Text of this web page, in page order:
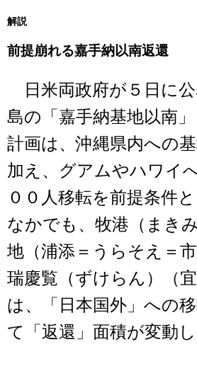
解説
前提崩れる嘉手納以南返還
日米両政府が５日に
島の「嘉手納基地以南
計画は、沖縄県内への
加え、グアムやハワイ
００人移転を前提条件
なかでも、牧港（まき
地（浦添＝うらそえ＝
瑞慶覧（ずけらん）（宜
は、「日本国外」への
て「返還」面積が変動し